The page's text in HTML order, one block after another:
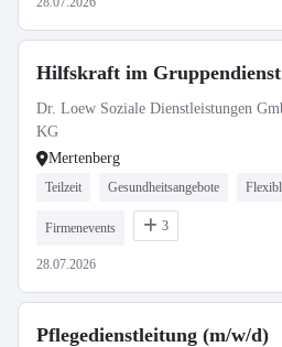
Hilfskraft im Gruppendienst
Dr. Loew Soziale Dienstleistungen
KG
Mertenberg
Teilzeit Gesundheitsangebote
Firmenevents 3
28.07.2026
Pflegedienstleitung (m/w/d)